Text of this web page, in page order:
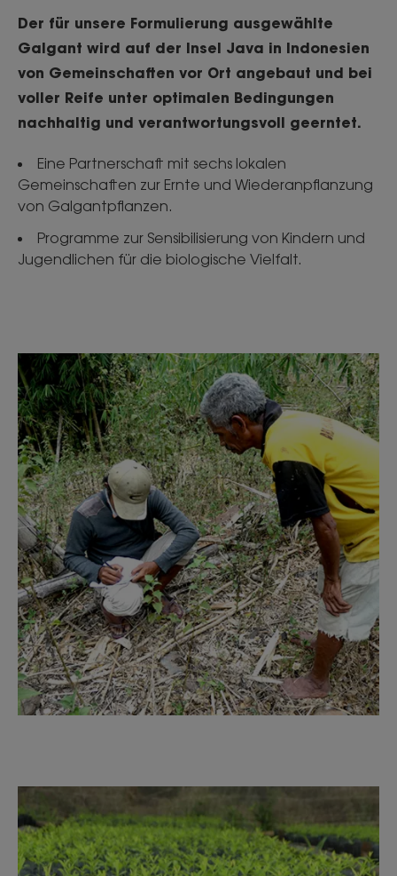
Der für unsere Formulierung ausgewählte
Galgant wird auf der Insel Java in Indonesien
von Gemeinschaften vor Ort angebaut und bei
voller Reife unter optimalen Bedingungen
nachhaltig und verantwortungsvoll geerntet.
Eine Partnerschaft mit sechs lokalen
Gemeinschaften zur Ernte und Wiederanpflanzung
von Galgantpflanzen.
Programme zur Sensibilisierung von Kindern und
Jugendlichen für die biologische Vielfalt.